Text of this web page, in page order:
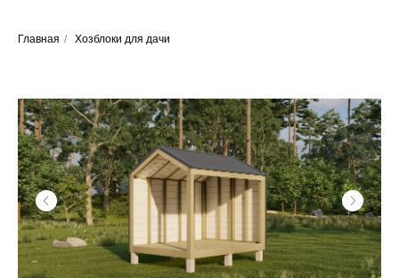
Главная / Хозблоки для дачи